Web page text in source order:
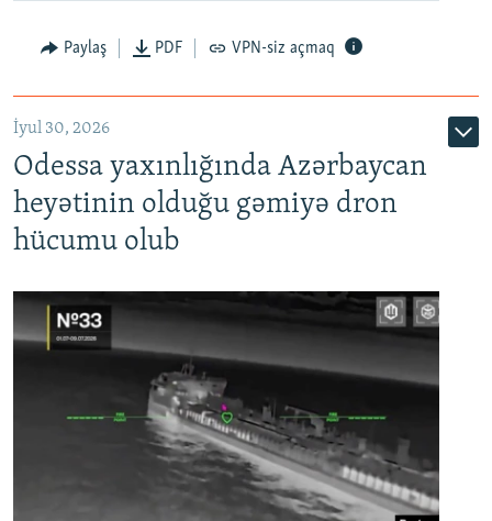
Paylaş PDF VPN-siz açmaq
İyul 30, 2026
Odessa yaxınlığında Azərbaycan
heyətinin olduğu gəmiyə dron
hücumu olub